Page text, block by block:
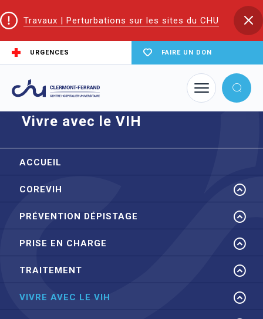
Travaux | Perturbations sur les sites du CHU
URGENCES FAIRE UN DON
Accueil Vivre avec le VIH
Vivre avec le VIH
ACCUEIL
COREVIH
PRÉVENTION DÉPISTAGE
PRISE EN CHARGE
TRAITEMENT
VIVRE AVEC LE VIH